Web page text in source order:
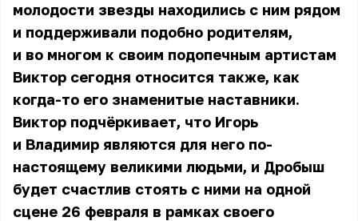
молодости звезды находились с ним рядом
и поддерживали подобно родителям,
и во многом к своим подопечным артистам
Виктор сегодня относится также, как
когда-то его знаменитые наставники.
Виктор подчёркивает, что Игорь
и Владимир являются для него по-
настоящему великими людьми, и Дробыш
будет счастлив стоять с ними на одной
сцене 26 февраля в рамках своего